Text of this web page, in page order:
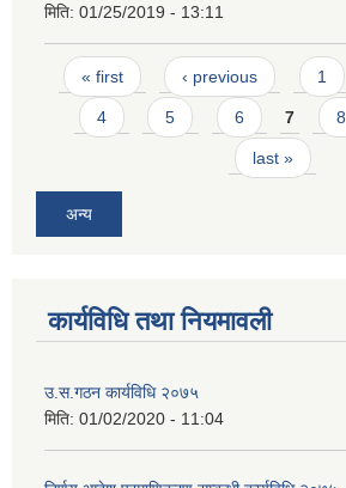
मिति: 01/25/2019 - 13:11
Pages
« first ‹ previous 1
4 5 6 7 8
last »
अन्य
कार्यविधि तथा नियमावली
उ.स.गठन कार्यविधि २०७५
मिति: 01/02/2020 - 11:04